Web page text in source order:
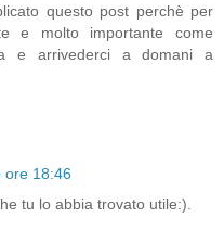
questo post perchè per
e molto importante come
e arrivederci a domani a
ore 18:46
tu lo abbia trovato utile:).